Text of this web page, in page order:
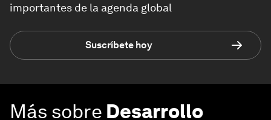
importantes de la agenda global
Suscríbete hoy
Más sobre Desarrollo